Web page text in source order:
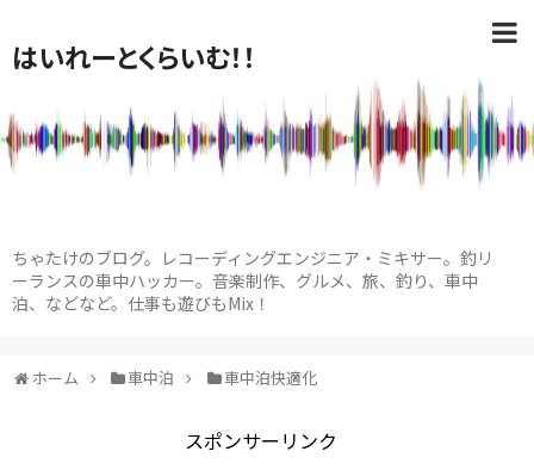
はいれーとくらいむ！！
ちゃたけのブログ。レコーディングエンジニア・ミキサー。釣リ
ーランスの車中ハッカー。音楽制作、グルメ、旅、釣り、車中
泊、などなど。仕事も遊びもMix！
ホーム 車中泊 車中泊快適化
スポンサーリンク